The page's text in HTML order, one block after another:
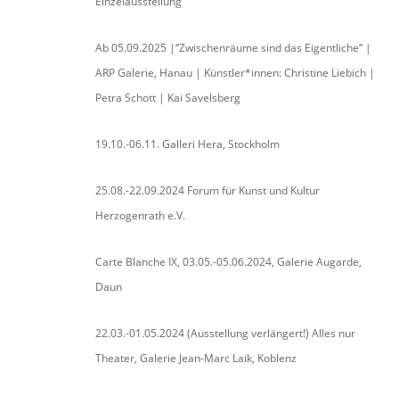
Ab 05.09.2025 |“Zwischenräume sind das Eigentliche“ |
ARP Galerie, Hanau | Künstler*innen: Christine Liebich |
Petra Schott | Kai Savelsberg
19.10.-06.11. Galleri Hera, Stockholm
25.08.-22.09.2024 Forum für Kunst und Kultur
Herzogenrath e.V.
Carte Blanche IX, 03.05.-05.06.2024, Galerie Augarde,
Daun
22.03.-01.05.2024 (Ausstellung verlängert!) Alles nur
Theater, Galerie Jean-Marc Laik, Koblenz